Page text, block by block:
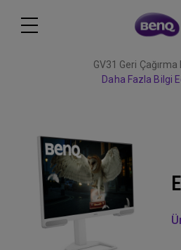
GV31 Geri
Daha Fazla Bilgi